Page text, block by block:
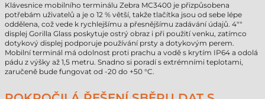
Klávesnice mobilního terminálu Zebra MC3400 je přizpůsobena
potřebám uživatelů a je o 12 % větší, takže tlačítka jsou od sebe lépe
oddělena, což vede k rychlejšímu a přesnějšímu zadávání údajů. 4""
displej Gorilla Glass poskytuje ostrý obraz i při použití venku, zatímco
dotykový displej podporuje používání prsty a dotykovým perem.
Mobilní terminál má odolnost proti prachu a vodě s krytím IP64 a odolá
pádu z výšky až 1,5 metru. Snadno si poradí s extrémními teplotami,
zaručeně bude fungovat od -20 do +50 °C.